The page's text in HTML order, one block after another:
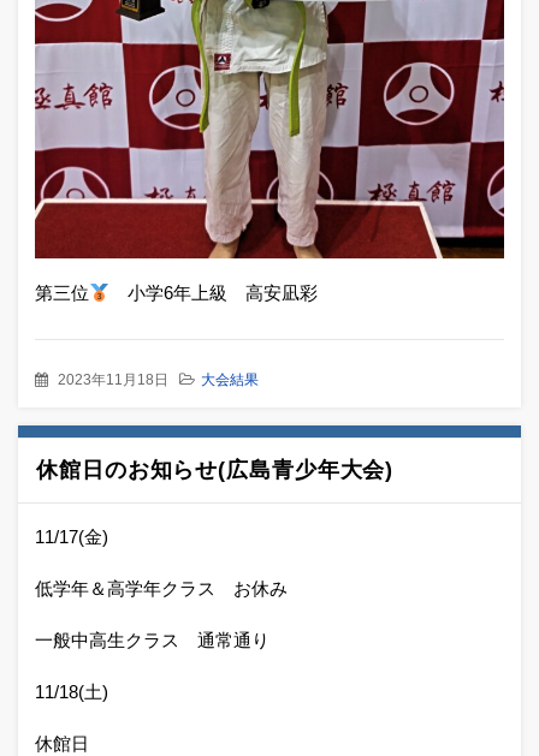
第三位 小学6年上級 高安凪彩
2023年11月18日 大会結果
休館日のお知らせ(広島青少年大会)
11/17(金)
低学年＆高学年クラス お休み
一般中高生クラス 通常通り
11/18(土)
休館日